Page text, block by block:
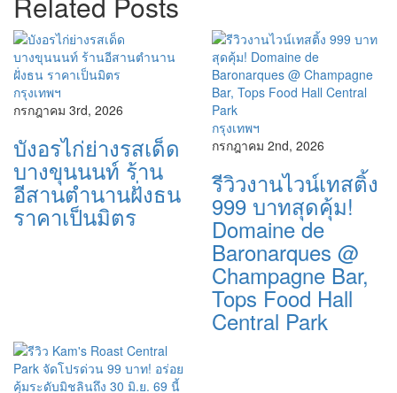
กรุงเทพฯ
กรกฎาคม 3rd, 2026
บังอรไก่ย่างรสเด็ด
บางขุนนนท์ ร้าน
อีสานตำนานฝั่งธน
ราคาเป็นมิตร
กรุงเทพฯ
กรกฎาคม 2nd, 2026
รีวิวงานไวน์เทสติ้ง
999 บาทสุดคุ้ม!
Domaine de
Baronarques @
Champagne Bar,
Tops Food Hall
Central Park